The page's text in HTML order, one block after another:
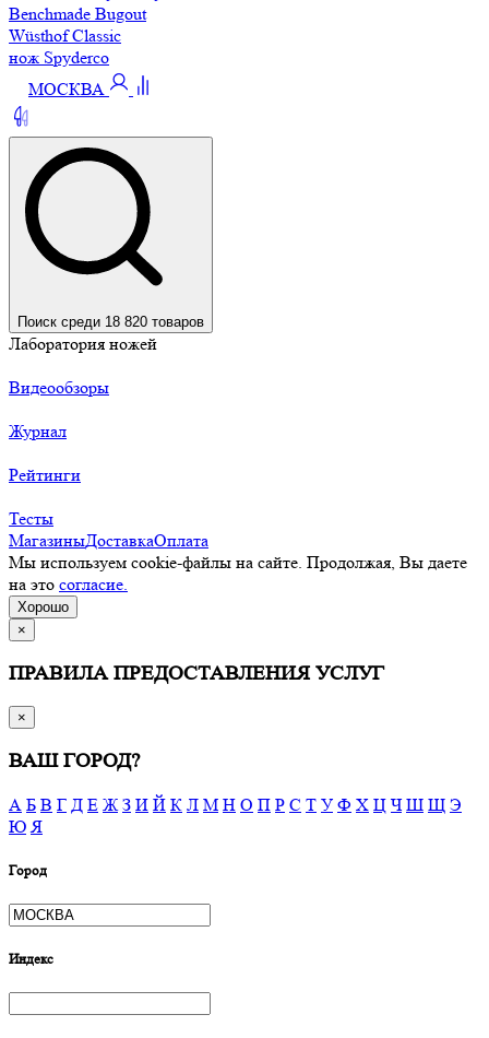
Benchmade Bugout
Wüsthof Classic
нож Spyderco
МОСКВА
Поиск среди 18 820 товаров
Лаборатория ножей
Видеообзоры
Журнал
Рейтинги
Тесты
МагазиныДоставкаОплата
Мы используем cookie-файлы на сайте. Продолжая, Вы даете
на это согласие.
Хорошо
×
ПРАВИЛА ПРЕДОСТАВЛЕНИЯ УСЛУГ
×
ВАШ ГОРОД?
А Б В Г Д Е Ж З И Й К Л М Н О П Р С Т У Ф Х Ц Ч Ш Щ Э
Ю Я
Город
Индекс